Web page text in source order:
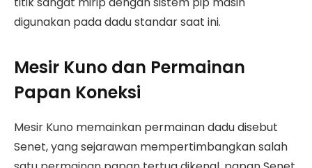
digunakan pada dadu standar saat ini.
Mesir Kuno dan Permainan
Papan Koneksi
Mesir Kuno memainkan permainan dadu disebut
Senet, yang sejarawan mempertimbangkan salah